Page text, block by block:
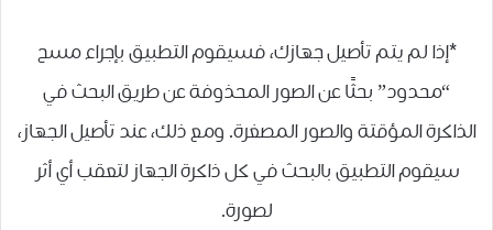
*إذا لم يتم تأصيل جهازك، فسيقوم التطبيق بإجراء مسح
“محدود” بحثًا عن الصور المحذوفة عن طريق البحث في
الذاكرة المؤقتة والصور المصغرة. ومع ذلك، عند تأصيل الجهاز،
سيقوم التطبيق بالبحث في كل ذاكرة الجهاز لتعقب أي أثر
لصورة.